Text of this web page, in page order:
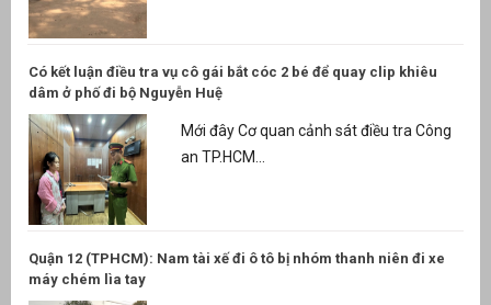
Có kết luận điều tra vụ cô gái bắt cóc 2 bé để quay clip khiêu
dâm ở phố đi bộ Nguyễn Huệ
Mới đây Cơ quan cảnh sát điều tra Công
an TP.HCM...
Quận 12 (TPHCM): Nam tài xế đi ô tô bị nhóm thanh niên đi xe
máy chém lìa tay